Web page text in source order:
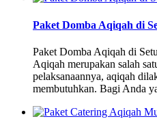
Paket Domba Aqiqah di
Paket Domba Aqiqah di
Aqiqah merupakan salah
pelaksanaannya, aqiqah
membutuhkan. Bagi Anda